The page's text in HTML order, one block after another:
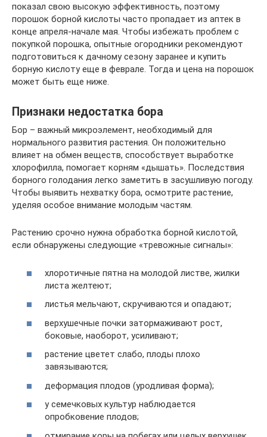
показал свою высокую эффективность, поэтому
порошок борной кислоты часто пропадает из аптек в
конце апреля-начале мая. Чтобы избежать проблем с
покупкой порошка, опытные огородники рекомендуют
подготовиться к дачному сезону заранее и купить
борную кислоту еще в феврале. Тогда и цена на порошок
может быть еще ниже.
Признаки недостатка бора
Бор – важный микроэлемент, необходимый для
нормального развития растения. Он положительно
влияет на обмен веществ, способствует выработке
хлорофилла, помогает корням «дышать». Последствия
борного голодания легко заметить в засушливую погоду.
Чтобы выявить нехватку бора, осмотрите растение,
уделяя особое внимание молодым частям.
Растению срочно нужна обработка борной кислотой,
если обнаружены следующие «тревожные сигналы»:
хлоротичные пятна на молодой листве, жилки
листа желтеют;
листья мельчают, скручиваются и опадают;
верхушечные почки затормаживают рост,
боковые, наоборот, усиливают;
растение цветет слабо, плоды плохо
завязываются;
деформация плодов (уродливая форма);
у семечковых культур наблюдается
опробковение плодов;